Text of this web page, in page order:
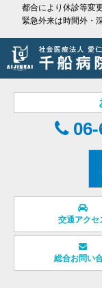
都合により休診等変
緊急外来は時間外・
06-
交通アクセ
総合お問い